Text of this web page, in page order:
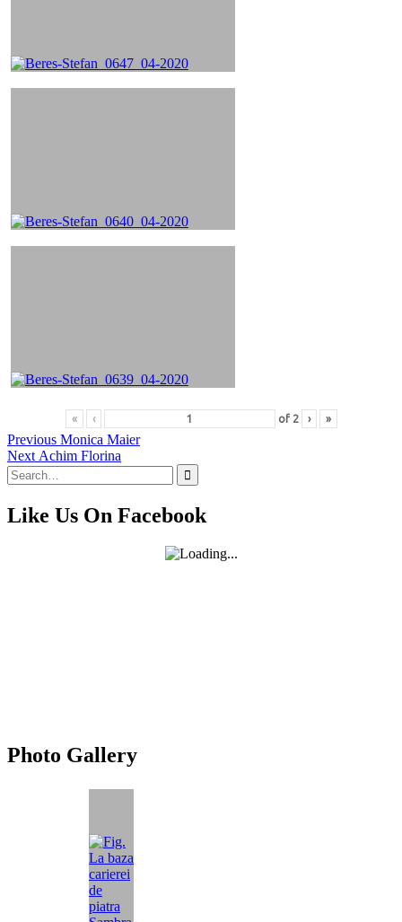
« ‹ of 2 › »
Navigare
în
articole
Previous Previous
post:
Monica Maier
Next Next
post:
Achim Florina
Search
for:
Like Us On Facebook
Photo Gallery